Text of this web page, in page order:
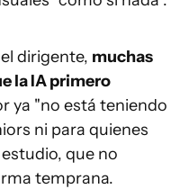
dirigente, muchas
la IA primero
ya "no está teniendo
ni para quienes
que no
temprana.